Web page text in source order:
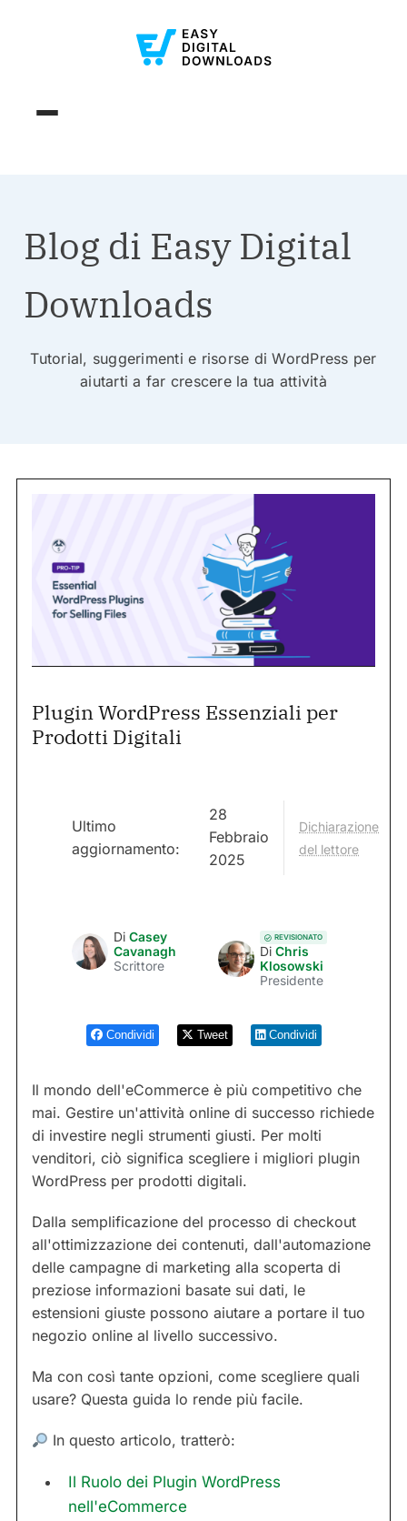
Blog di Easy Digital
Downloads
Tutorial, suggerimenti e risorse di WordPress per
aiutarti a far crescere la tua attività
Plugin WordPress Essenziali per
Prodotti Digitali
Ultimo
aggiornamento:
28
Febbraio
2025
Dichiarazione
del lettore
Di Casey
Cavanagh
Scrittore
REVISIONATO
Di Chris
Klosowski
Presidente
Condividi Tweet Condividi
Il mondo dell'eCommerce è più competitivo che
mai. Gestire un'attività online di successo richiede
di investire negli strumenti giusti. Per molti
venditori, ciò significa scegliere i migliori plugin
WordPress per prodotti digitali.
Dalla semplificazione del processo di checkout
all'ottimizzazione dei contenuti, dall'automazione
delle campagne di marketing alla scoperta di
preziose informazioni basate sui dati, le
estensioni giuste possono aiutare a portare il tuo
negozio online al livello successivo.
Ma con così tante opzioni, come scegliere quali
usare? Questa guida lo rende più facile.
In questo articolo, tratterò:
Il Ruolo dei Plugin WordPress
nell'eCommerce